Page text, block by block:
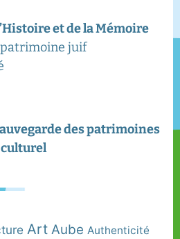
et de la Mémoire
juif
des patrimoines
Art Aube Authenticité